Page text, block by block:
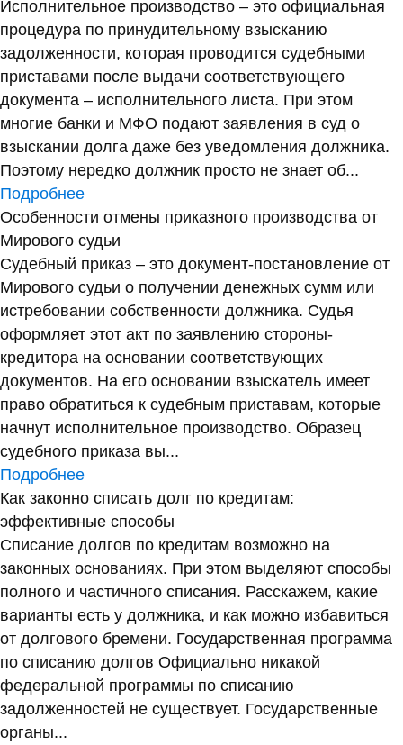
Исполнительное производство – это официальная
процедура по принудительному взысканию
задолженности, которая проводится судебными
приставами после выдачи соответствующего
документа – исполнительного листа. При этом
многие банки и МФО подают заявления в суд о
взыскании долга даже без уведомления должника.
Поэтому нередко должник просто не знает об...
Подробнее
Особенности отмены приказного производства от
Мирового судьи
Судебный приказ – это документ-постановление от
Мирового судьи о получении денежных сумм или
истребовании собственности должника. Судья
оформляет этот акт по заявлению стороны-
кредитора на основании соответствующих
документов. На его основании взыскатель имеет
право обратиться к судебным приставам, которые
начнут исполнительное производство. Образец
судебного приказа вы...
Подробнее
Как законно списать долг по кредитам:
эффективные способы
Списание долгов по кредитам возможно на
законных основаниях. При этом выделяют способы
полного и частичного списания. Расскажем, какие
варианты есть у должника, и как можно избавиться
от долгового бремени. Государственная программа
по списанию долгов Официально никакой
федеральной программы по списанию
задолженностей не существует. Государственные
органы...